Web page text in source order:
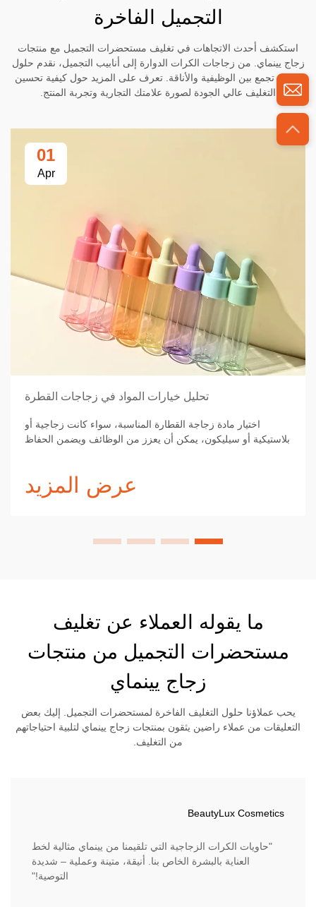
التجميل الفاخرة
استكشف أحدث الاتجاهات في تغليف مستحضرات التجميل مع منتجات
زجاج يينماي. من زجاجات الكرات الدوارة إلى أنابيب التجميل، نقدم حلول
تغليف تجمع بين الوظيفية والأناقة. تعرف على المزيد حول كيفية تحسين
التغليف عالي الجودة لصورة علامتك التجارية وتجربة المنتج.
01
Apr
تحليل خيارات المواد في زجاجات القطرة
اختيار مادة زجاجة القطارة المناسبة، سواء كانت زجاجية أو
بلاستيكية أو سيليكون، يمكن أن يعزز من الوظائف ويضمن الحفاظ
عرض المزيد
ما يقوله العملاء عن تغليف
مستحضرات التجميل من منتجات
زجاج يينماي
يحب عملاؤنا حلول التغليف الفاخرة لمستحضرات التجميل. إليك بعض
التعليقات من عملاء راضين يثقون بمنتجات زجاج يينماي لتلبية احتياجاتهم
من التغليف.
BeautyLux Cosmetics
"حاويات الكرات الزجاجية التي تلقيمنا من يينماي مثالية لخط
العناية بالبشرة الخاص بنا. أنيقة، متينة وعملية – شديدة
التوصية!"